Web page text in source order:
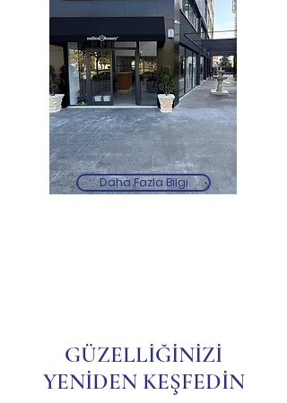
Daha Fazla Bilgi
GÜZELLİĞİNİZİ
YENİDEN KEŞFEDİN